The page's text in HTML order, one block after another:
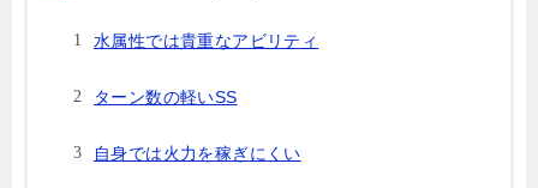
水属性では貴重なアビリティ
ターン数の軽いSS
自身では火力を稼ぎにくい